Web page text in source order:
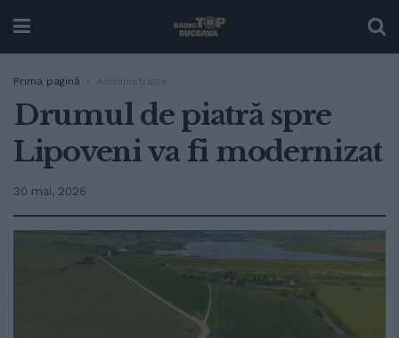
Prima pagină Administrație
Drumul de piatră spre
Lipoveni va fi modernizat
30 mai, 2026